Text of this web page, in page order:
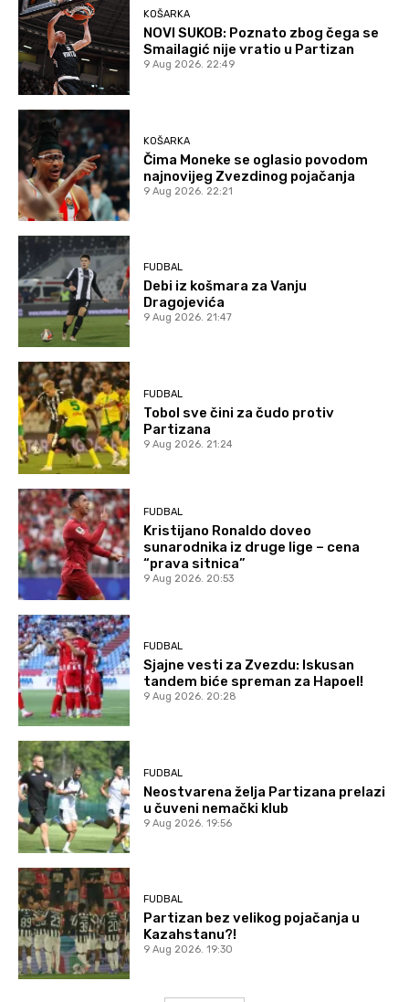
KOŠARKA
NOVI SUKOB: Poznato zbog čega se
Smailagić nije vratio u Partizan
9 Aug 2026. 22:49
KOŠARKA
Čima Moneke se oglasio povodom
najnovijeg Zvezdinog pojačanja
9 Aug 2026. 22:21
FUDBAL
Debi iz košmara za Vanju
Dragojevića
9 Aug 2026. 21:47
FUDBAL
Tobol sve čini za čudo protiv
Partizana
9 Aug 2026. 21:24
FUDBAL
Kristijano Ronaldo doveo
sunarodnika iz druge lige – cena
“prava sitnica”
9 Aug 2026. 20:53
FUDBAL
Sjajne vesti za Zvezdu: Iskusan
tandem biće spreman za Hapoel!
9 Aug 2026. 20:28
FUDBAL
Neostvarena želja Partizana prelazi
u čuveni nemački klub
9 Aug 2026. 19:56
FUDBAL
Partizan bez velikog pojačanja u
Kazahstanu?!
9 Aug 2026. 19:30